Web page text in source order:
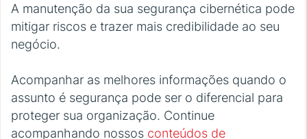
A manutenção da sua segurança cibernética pode
mitigar riscos e trazer mais credibilidade ao seu
negócio.
Acompanhar as melhores informações quando o
assunto é segurança pode ser o diferencial para
proteger sua organização. Continue
acompanhando nossos conteúdos de